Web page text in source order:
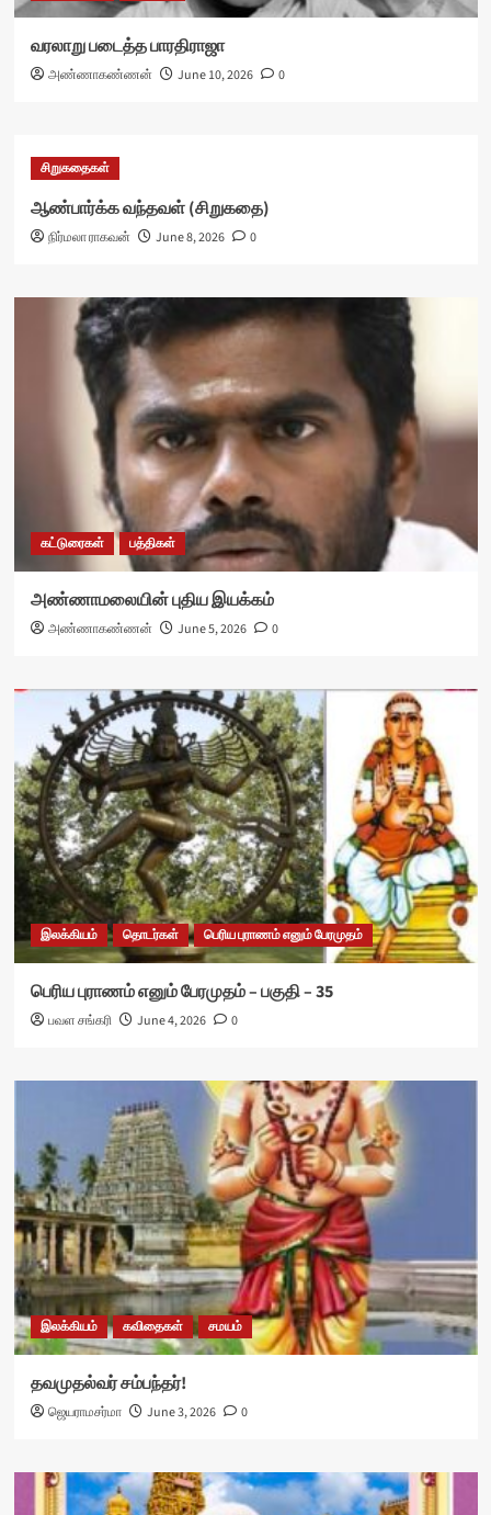
வரலாறு படைத்த பாரதிராஜா
அண்ணாகண்ணன் June 10, 2026 0
சிறுகதைகள்
ஆண்பார்க்க வந்தவள் (சிறுகதை)
நிர்மலா ராகவன் June 8, 2026 0
கட்டுரைகள் பத்திகள்
அண்ணாமலையின் புதிய இயக்கம்
அண்ணாகண்ணன் June 5, 2026 0
இலக்கியம் தொடர்கள் பெரிய புராணம் எனும் பேரமுதம்
பெரிய புராணம் எனும் பேரமுதம் – பகுதி – 35
பவள சங்கரி June 4, 2026 0
இலக்கியம் கவிதைகள் சமயம்
தவமுதல்வர் சம்பந்தர்!
ஜெயராமசர்மா June 3, 2026 0